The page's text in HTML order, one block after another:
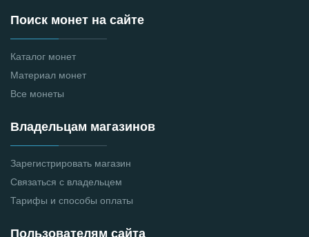
Поиск монет на сайте
Каталог монет
Материал монет
Все монеты
Владельцам магазинов
Зарегистрировать магазин
Связаться с владельцем
Тарифы и способы оплаты
Пользователям сайта